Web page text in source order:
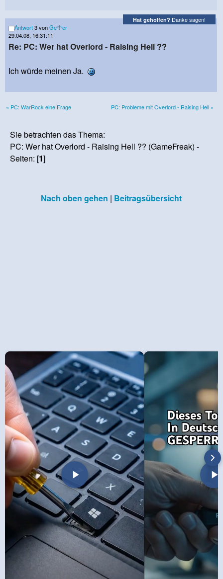
Hat geholfen? Danke sagen!
Antwort3 vonGe°!°er
29.04.08, 16:31:11
Re: PC: Wer hat Overlord - Raising Hell ??
Ich würde meinen Ja.
« PC: WarRock eine Frage PC: Probleme mit Overlord - Raising Hell »
Sie betrachten das Thema:
PC: Wer hat Overlord - Raising Hell ?? (GameFreak) -
Seiten: [1]
Nach oben gehen | Beitragsübersicht